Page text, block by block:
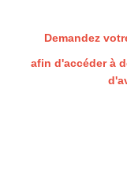
Demandez
afin d'accéder à